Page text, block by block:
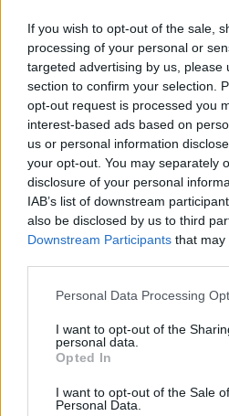
If you wish to opt-out of the sale,
processing of your personal or
targeted advertising by us, please
section to confirm your selection.
opt-out request is processed you
interest-based ads based on
us or personal information
your opt-out. You may separately
disclosure of your personal
IAB’s list of downstream
also be disclosed by us to third
Downstream Participants that may
Personal Data Processing
I want to opt-out of the
personal data.
Opted In
I want to opt-out of the Sale
Personal Data.
Salgadas, que soma oito pontos e
deverá marcar este encontro entre
semelhantes.
O Mondinense, sexto classificado
com o Fontelas, último da tabela,
somado. O conjunto de Mondim de
derrota na jornada na deslocação
mas a formação duriense procurará,
Por fim, o Vila Pouca (7.º, com 12
ao Atei, 13.º classificado, com sete.
tabela promete um encontro